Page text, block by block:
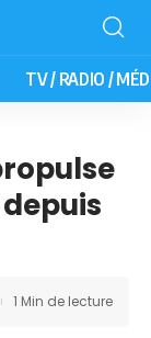
TV / RADIO /
1 Min de lecture